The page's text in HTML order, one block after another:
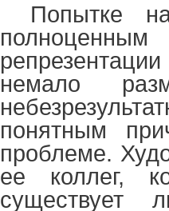
Попытке
немало
понятным
проблеме.
ее коллег,
существует